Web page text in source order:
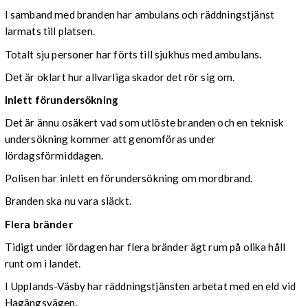
I samband med branden har ambulans och räddningstjänst
larmats till platsen.
Totalt sju personer har förts till sjukhus med ambulans.
Det är oklart hur allvarliga skador det rör sig om.
Inlett förundersökning
Det är ännu osäkert vad som utlöste branden och en teknisk
undersökning kommer att genomföras under
lördagsförmiddagen.
Polisen har inlett en förundersökning om mordbrand.
Branden ska nu vara släckt.
Flera bränder
Tidigt under lördagen har flera bränder ägt rum på olika håll
runt om i landet.
I Upplands-Väsby har räddningstjänsten arbetat med en eld vid
Hagängsvägen.